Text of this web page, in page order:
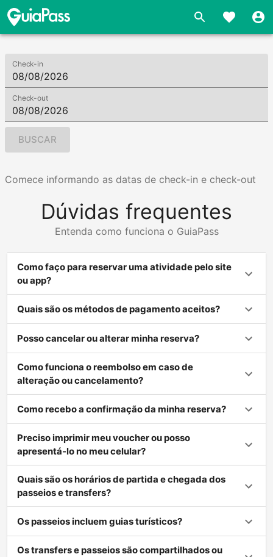
Check-in
Check-out
BUSCAR
Comece informando as datas de check-in e check-out
Dúvidas frequentes
Entenda como funciona o GuiaPass
Como faço para reservar uma atividade pelo site
ou app?
Quais são os métodos de pagamento aceitos?
Posso cancelar ou alterar minha reserva?
Como funciona o reembolso em caso de
alteração ou cancelamento?
Como recebo a confirmação da minha reserva?
Preciso imprimir meu voucher ou posso
apresentá-lo no meu celular?
Quais são os horários de partida e chegada dos
passeios e transfers?
Os passeios incluem guias turísticos?
Os transfers e passeios são compartilhados ou